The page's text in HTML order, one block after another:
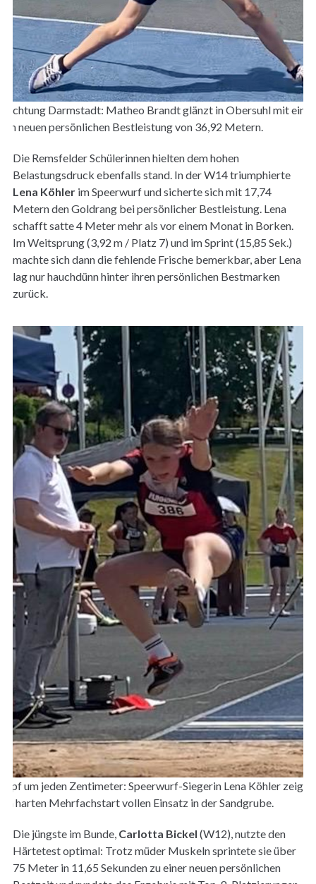
Darmstadt: Matheo Brandt glänzt in Obersuhl mit einer
neuen persönlichen Bestleistung von 36,92 Metern.
Die Remsfelder Schülerinnen hielten dem hohen
Belastungsdruck ebenfalls stand. In der W14 triumphierte
Lena Köhlerim Speerwurf und sicherte sich mit 17,74
Metern den Goldrang bei persönlicher Bestleistung. Lena
schafft satte 4 Meter mehr als vor einem Monat in Borken.
Im Weitsprung (3,92 m / Platz 7) und im Sprint (15,85 Sek.)
machte sich dann die fehlende Frische bemerkbar, aber Lena
lag nur hauchdünn hinter ihren persönlichen Bestmarken
zurück.
um jeden Zentimeter: Speerwurf-Siegerin Lena Köhler zeigt
harten Mehrfachstart vollen Einsatz in der Sandgrube.
Die jüngste im Bunde, Carlotta Bickel (W12), nutzte den
Härtetest optimal: Trotz müder Muskeln sprintete sie über
75 Meter in 11,65 Sekunden zu einer neuen persönlichen